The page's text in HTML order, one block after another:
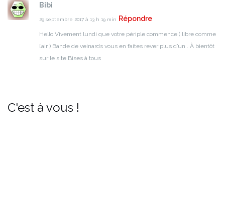
Bibi
29 septembre 2017 à 13 h 19 min Répondre
HelloVivement lundi que votre périple commence ( libre comme
l’air )Bande de veinards vous en faites rever plus d’un . À bientôt
sur le siteBises à tous
C'est à vous !